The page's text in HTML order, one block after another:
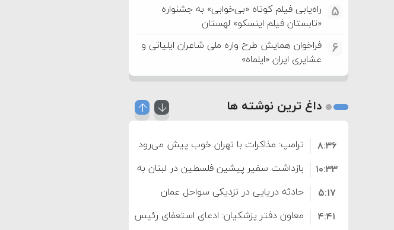
5
راه‌یابی فیلم کوتاه «بی‌خوابی» به جشنواره
«تابستان فیلم اینسکو» لهستان
6
فراخوان همایش طرح واره ملی شاعران ایلیاتی و
عشایری ایران «ایلماه»
داغ ترین نوشته ها
ترامپ: مذاکرات با تهران خوب پیش می‌رود
۸:۳۶
بازداشت سفیر پیشین فلسطین در لبنان به اتهام فساد و اختلاس اموال
۱۰:۳۳
حادثه دریایی در نزدیکی سواحل عمان
۵:۱۷
معاون دفتر پزشکیان: ادعای استعفای رئیس‌جمهور واهی و کذب محض
۴:۴۱